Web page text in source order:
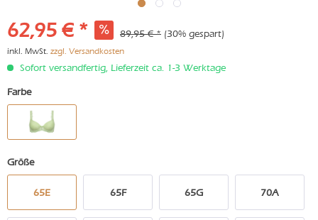
62,95 € * 89,95 € * (30% gespart)
inkl. MwSt. zzgl. Versandkosten
Sofort versandfertig, Lieferzeit ca. 1-3 Werktage
Farbe
Größe
65E 65F 65G 70A